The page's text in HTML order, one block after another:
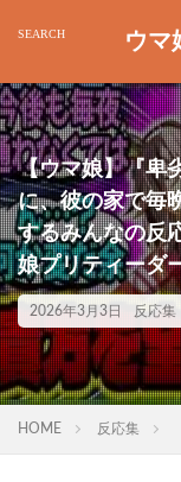
ウマ
【ウマ娘】『卑
に、彼の家で毎
するみんなの反
娘プリティーダ
2026年3月3日 反応集
HOME 反応集